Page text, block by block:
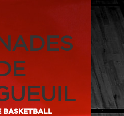
DE
BASKETBALL